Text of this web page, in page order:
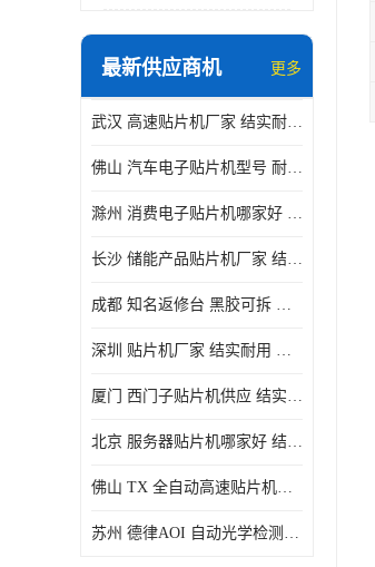
最新供应商机 更多
武汉 高速贴片机厂家 结实耐用 贴片效率高
佛山 汽车电子贴片机型号 耐振动 宽容性高
滁州 消费电子贴片机哪家好 结实耐用 全自动化
长沙 储能产品贴片机厂家 结实耐用 适用范围广
成都 知名返修台 黑胶可拆 对位 校正 贴放准确
深圳 贴片机厂家 结实耐用 全自动化
厦门 西门子贴片机供应 结实耐用 提高生产率
北京 服务器贴片机哪家好 结实耐用 宽容性高
佛山 TX 全自动高速贴片机型号 结实耐用 全自动化
苏州 德律AOI 自动光学检测 帮助节省时间和劳动力成本